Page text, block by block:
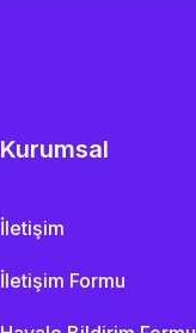
Kurumsal
İletişim
İletişim Formu